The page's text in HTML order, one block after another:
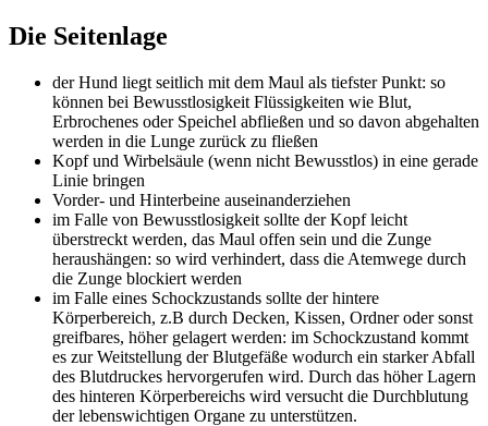
Die Seitenlage
der Hund liegt seitlich mit dem Maul als tiefster Punkt: so
können bei Bewusstlosigkeit Flüssigkeiten wie Blut,
Erbrochenes oder Speichel abfließen und so davon abgehalten
werden in die Lunge zurück zu fließen
Kopf und Wirbelsäule (wenn nicht Bewusstlos) in eine gerade
Linie bringen
Vorder- und Hinterbeine auseinanderziehen
im Falle von Bewusstlosigkeit sollte der Kopf leicht
überstreckt werden, das Maul offen sein und die Zunge
heraushängen: so wird verhindert, dass die Atemwege durch
die Zunge blockiert werden
im Falle eines Schockzustands sollte der hintere
Körperbereich, z.B durch Decken, Kissen, Ordner oder sonst
greifbares, höher gelagert werden: im Schockzustand kommt
es zur Weitstellung der Blutgefäße wodurch ein starker Abfall
des Blutdruckes hervorgerufen wird. Durch das höher Lagern
des hinteren Körperbereichs wird versucht die Durchblutung
der lebenswichtigen Organe zu unterstützen.